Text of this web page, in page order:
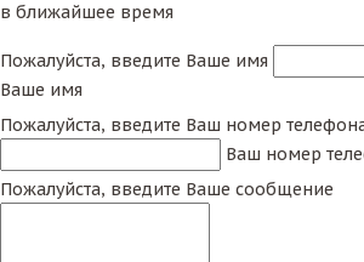
в ближайшее время
Пожалуйста, введите Ваше имя
Ваше имя
Пожалуйста, введите Ваш номер
Ваш номер
Пожалуйста, введите Ваше сообщение